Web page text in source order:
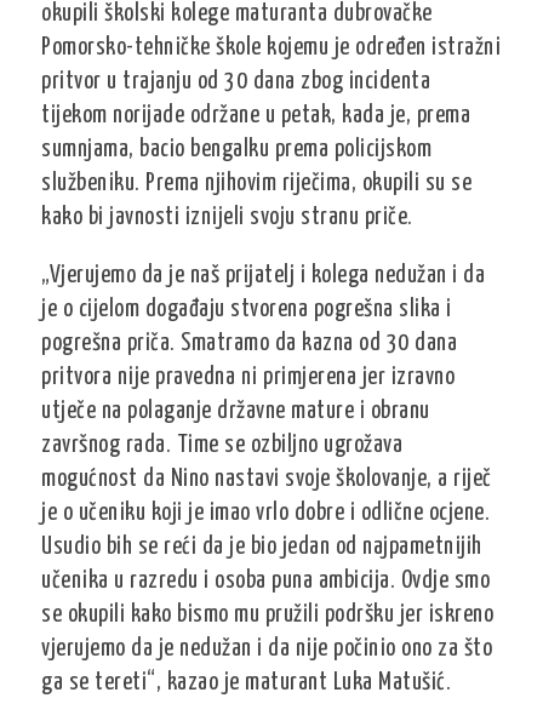
okupili školski kolege maturanta dubrovačke
Pomorsko-tehničke škole kojemu je određen istražni
pritvor u trajanju od 30 dana zbog incidenta
tijekom norijade održane u petak, kada je, prema
sumnjama, bacio bengalku prema policijskom
službeniku. Prema njihovim riječima, okupili su se
kako bi javnosti iznijeli svoju stranu priče.
„Vjerujemo da je naš prijatelj i kolega nedužan i da
je o cijelom događaju stvorena pogrešna slika i
pogrešna priča. Smatramo da kazna od 30 dana
pritvora nije pravedna ni primjerena jer izravno
utječe na polaganje državne mature i obranu
završnog rada. Time se ozbiljno ugrožava
mogućnost da Nino nastavi svoje školovanje, a riječ
je o učeniku koji je imao vrlo dobre i odlične ocjene.
Usudio bih se reći da je bio jedan od najpametnijih
učenika u razredu i osoba puna ambicija. Ovdje smo
se okupili kako bismo mu pružili podršku jer iskreno
vjerujemo da je nedužan i da nije počinio ono za što
ga se tereti“, kazao je maturant Luka Matušić.